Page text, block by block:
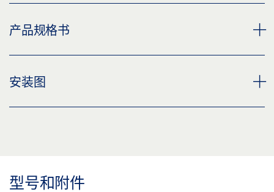
磁吸停门基础魔魁啊
标签义务: © GEZE GmbH
产品规格书
安装图
型号和附件